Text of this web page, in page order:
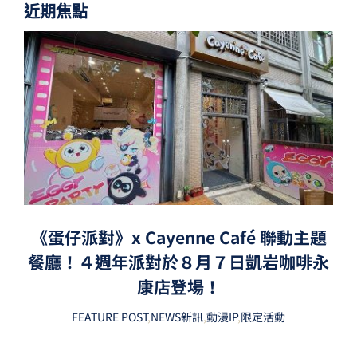
近期焦點
《蛋仔派對》x Cayenne Café 聯動主題
餐廳！４週年派對於８月７日凱岩咖啡永
康店登場！
FEATURE POST,NEWS新訊,動漫IP,限定活動